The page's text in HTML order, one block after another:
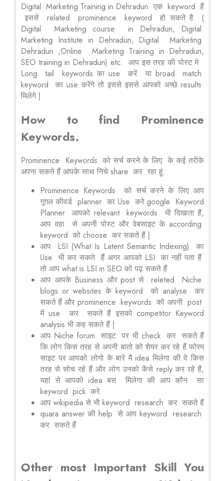
Digital Marketing Training in Dehradun एक keyword हैं
इससे related prominence keyword हो सकते है (
Digital Marketing course in Dehradun, Digital
Marketing Institute in Dehradun, Digital Marketing
Dehradun ,Online Marketing Training in Dehradun,
SEO training in Dehradun) etc. आप इस तरह की पोस्ट मे
Long tail keywords का use करें या broad match
keyword का use करेंगे तो इससे इससे आपको अच्छे results
मिलेंगे |
How to find Prominence
Keywords.
Prominence Keywords को सर्च करने के लिए के कई तरीके
अपना सकते हैं आपके साथ निचे share कर रहा हूं:
Prominence Keywords को सर्च करने के लिए आप
गूगल कीवर्ड planner का Use करे google Keyword
Planner आपको relevant keywords भी दिखाता हैं,
आप वहा से अपनी पोस्ट और वेबसाइट के according
keyword को choose कर सकते हैं |
आप LSI (What Is Latent Semantic Indexing) का
Use भी कर सकते हैं अगर आपको LSI का नहीं पता हैं
तो आप what is LSI in SEO को पढ़ सकते हैं
आप आपके Business और post से releted Niche
blogs or websites के keyword को analyse कर
सकते हैं और prominence keywords को अपनी post
में use कर सकते हैं इसको competitor Keyword
analysis भी कह सकते हैं |
आप Niche forum साइट पर भी check कर सकते हैं
कि लोग किस तरह से अपनी बातो को शेयर कर रहे हैं फोरम
साइट पर आपको लोगो के बारे मै idea मिलेगा की वे किस
तरह से सोच रहे हैं और लोग उनको कैसे reply कर रहे हैं,
यहां से आपको idea बस मिलेगा की आप कौन सा
keyword pick करे.
आप wikipedia से भी keyword research कर सकते हैं
quara answer की help से आप keyword research
कर सकते हैं
Other most Important Skill You